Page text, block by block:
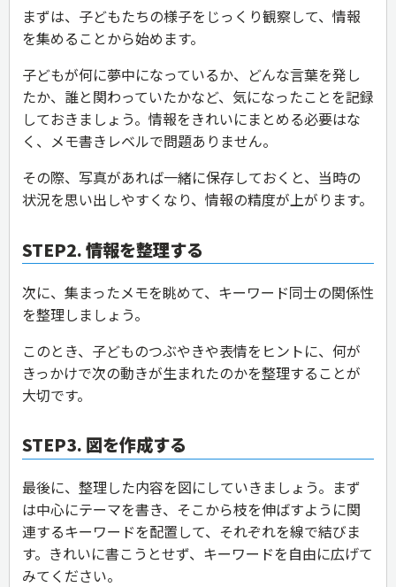
まずは、子どもたちの様子をじっくり観察して、情報
を集めることから始めます。
子どもが何に夢中になっているか、どんな言葉を発し
たか、誰と関わっていたかなど、気になったことを記録
しておきましょう。情報をきれいにまとめる必要はな
く、メモ書きレベルで問題ありません。
その際、写真があれば一緒に保存しておくと、当時の
状況を思い出しやすくなり、情報の精度が上がります。
STEP2. 情報を整理する
次に、集まったメモを眺めて、キーワード同士の関係性
を整理しましょう。
このとき、子どものつぶやきや表情をヒントに、何が
きっかけで次の動きが生まれたのかを整理することが
大切です。
STEP3. 図を作成する
最後に、整理した内容を図にしていきましょう。まず
は中心にテーマを書き、そこから枝を伸ばすように関
連するキーワードを配置して、それぞれを線で結びま
す。きれいに書こうとせず、キーワードを自由に広げて
みてください。